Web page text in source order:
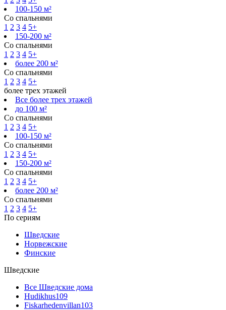
100-150 м²
Со спальнями
1 2 3 4 5+
150-200 м²
Со спальнями
1 2 3 4 5+
более 200 м²
Со спальнями
1 2 3 4 5+
более трех этажей
Все более трех этажей
до 100 м²
Со спальнями
1 2 3 4 5+
100-150 м²
Со спальнями
1 2 3 4 5+
150-200 м²
Со спальнями
1 2 3 4 5+
более 200 м²
Со спальнями
1 2 3 4 5+
По сериям
Шведские
Норвежские
Финские
Шведские
Все Шведские дома
Hudikhus109
Fiskarhedenvillan103